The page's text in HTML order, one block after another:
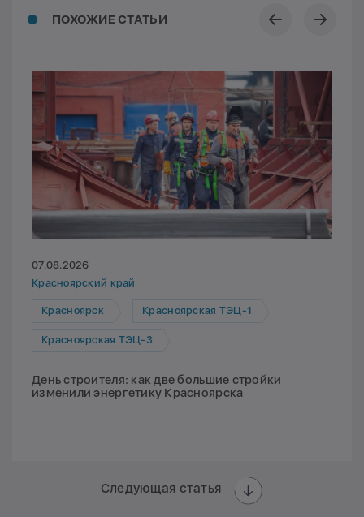
ПОХОЖИЕ СТАТЬИ
07.08.2026
Красноярский край
Красноярск Красноярская ТЭЦ-1
Красноярская ТЭЦ-3
День строителя: как две большие стройки
изменили энергетику Красноярска
Следующая статья